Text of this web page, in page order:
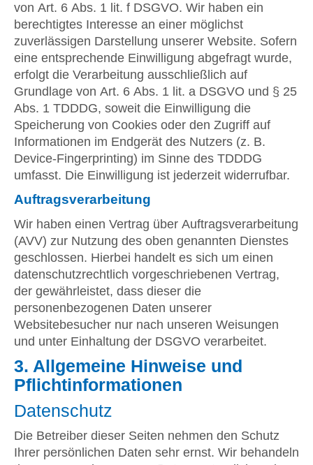
von Art. 6 Abs. 1 lit. f DSGVO. Wir haben ein
berechtigtes Interesse an einer möglichst
zuverlässigen Darstellung unserer Website. Sofern
eine entsprechende Einwilligung abgefragt wurde,
erfolgt die Verarbeitung ausschließlich auf
Grundlage von Art. 6 Abs. 1 lit. a DSGVO und § 25
Abs. 1 TDDDG, soweit die Einwilligung die
Speicherung von Cookies oder den Zugriff auf
Informationen im Endgerät des Nutzers (z. B.
Device-Fingerprinting) im Sinne des TDDDG
umfasst. Die Einwilligung ist jederzeit widerrufbar.
Auftragsverarbeitung
Wir haben einen Vertrag über Auftragsverarbeitung
(AVV) zur Nutzung des oben genannten Dienstes
geschlossen. Hierbei handelt es sich um einen
datenschutzrechtlich vorgeschriebenen Vertrag,
der gewährleistet, dass dieser die
personenbezogenen Daten unserer
Websitebesucher nur nach unseren Weisungen
und unter Einhaltung der DSGVO verarbeitet.
3. Allgemeine Hinweise und
Pflicht­informationen
Datenschutz
Die Betreiber dieser Seiten nehmen den Schutz
Ihrer persönlichen Daten sehr ernst. Wir behandeln